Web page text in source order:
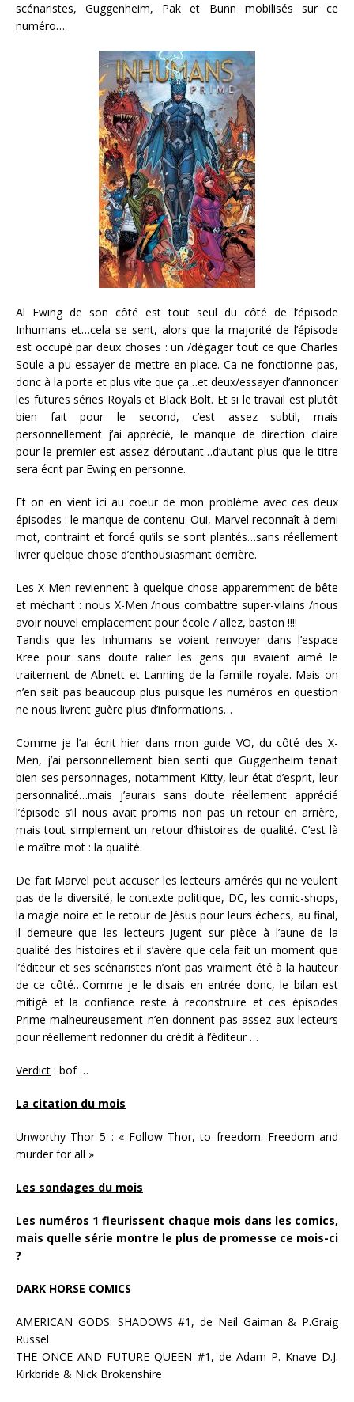
scénaristes, Guggenheim, Pak et Bunn mobilisés sur ce
numéro…
Al Ewing de son côté est tout seul du côté de l’épisode
Inhumans et…cela se sent, alors que la majorité de l’épisode
est occupé par deux choses : un /dégager tout ce que Charles
Soule a pu essayer de mettre en place. Ca ne fonctionne pas,
donc à la porte et plus vite que ça…et deux/essayer d’annoncer
les futures séries Royals et Black Bolt. Et si le travail est plutôt
bien fait pour le second, c’est assez subtil, mais
personnellement j’ai apprécié, le manque de direction claire
pour le premier est assez déroutant…d’autant plus que le titre
sera écrit par Ewing en personne.
Et on en vient ici au coeur de mon problème avec ces deux
épisodes : le manque de contenu. Oui, Marvel reconnaît à demi
mot, contraint et forcé qu’ils se sont plantés…sans réellement
livrer quelque chose d’enthousiasmant derrière.
Les X-Men reviennent à quelque chose apparemment de bête
et méchant : nous X-Men /nous combattre super-vilains /nous
avoir nouvel emplacement pour école / allez, baston !!!!
Tandis que les Inhumans se voient renvoyer dans l’espace
Kree pour sans doute ralier les gens qui avaient aimé le
traitement de Abnett et Lanning de la famille royale. Mais on
n’en sait pas beaucoup plus puisque les numéros en question
ne nous livrent guère plus d’informations…
Comme je l’ai écrit hier dans mon guide VO, du côté des X-
Men, j’ai personnellement bien senti que Guggenheim tenait
bien ses personnages, notamment Kitty, leur état d’esprit, leur
personnalité…mais j’aurais sans doute réellement apprécié
l’épisode s’il nous avait promis non pas un retour en arrière,
mais tout simplement un retour d’histoires de qualité. C’est là
le maître mot : la qualité.
De fait Marvel peut accuser les lecteurs arriérés qui ne veulent
pas de la diversité, le contexte politique, DC, les comic-shops,
la magie noire et le retour de Jésus pour leurs échecs, au final,
il demeure que les lecteurs jugent sur pièce à l’aune de la
qualité des histoires et il s’avère que cela fait un moment que
l’éditeur et ses scénaristes n’ont pas vraiment été à la hauteur
de ce côté…Comme je le disais en entrée donc, le bilan est
mitigé et la confiance reste à reconstruire et ces épisodes
Prime malheureusement n’en donnent pas assez aux lecteurs
pour réellement redonner du crédit à l’éditeur …
Verdict : bof …
La citation du mois
Unworthy Thor 5 : « Follow Thor, to freedom. Freedom and
murder for all »
Les sondages du mois
Les numéros 1 fleurissent chaque mois dans les comics,
mais quelle série montre le plus de promesse ce mois-ci
?
DARK HORSE COMICS
AMERICAN GODS: SHADOWS #1, de Neil Gaiman & P.Graig
Russel
THE ONCE AND FUTURE QUEEN #1, de Adam P. Knave D.J.
Kirkbride & Nick Brokenshire